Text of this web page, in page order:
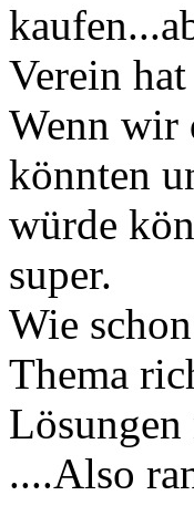
Verein
Wenn wir
könnten
würde
super.
Wie
Thema
....Also